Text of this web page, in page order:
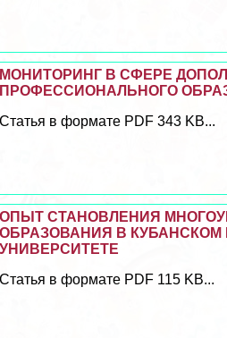
МОНИТОРИНГ В СФЕРЕ
ПРОФЕССИОНАЛЬНОГО
Статья в формате PDF 343 KB...
ОПЫТ СТАНОВЛЕНИЯ
ОБРАЗОВАНИЯ В КУБАНСКОМ
УНИВЕРСИТЕТЕ
Статья в формате PDF 115 KB...